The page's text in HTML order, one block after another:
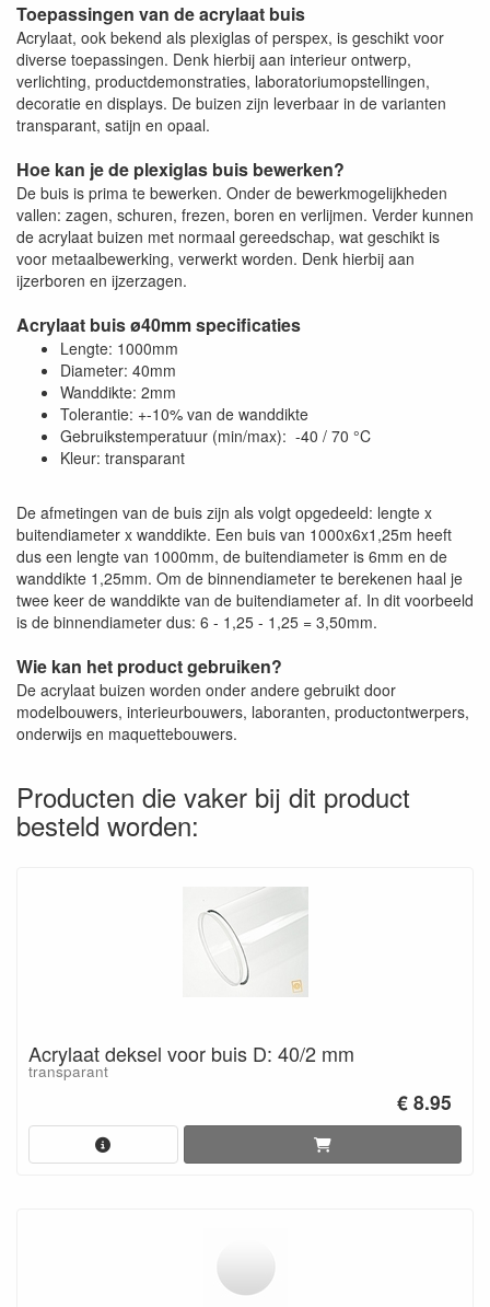
Toepassingen van de acrylaat buis
Acrylaat, ook bekend als plexiglas of perspex, is geschikt voor
diverse toepassingen. Denk hierbij aan interieur ontwerp,
verlichting, productdemonstraties, laboratoriumopstellingen,
decoratie en displays. De buizen zijn leverbaar in de varianten
transparant, satijn en opaal.
Hoe kan je de plexiglas buis bewerken?
De buis is prima te bewerken. Onder de bewerkmogelijkheden
vallen: zagen, schuren, frezen, boren en verlijmen. Verder kunnen
de acrylaat buizen met normaal gereedschap, wat geschikt is
voor metaalbewerking, verwerkt worden. Denk hierbij aan
ijzerboren en ijzerzagen.
Acrylaat buis ø40mm specificaties
Lengte: 1000mm
Diameter: 40mm
Wanddikte: 2mm
Tolerantie: +-10% van de wanddikte
Gebruikstemperatuur (min/max): -40 / 70 °C
Kleur: transparant
De afmetingen van de buis zijn als volgt opgedeeld: lengte x
buitendiameter x wanddikte. Een buis van 1000x6x1,25m heeft
dus een lengte van 1000mm, de buitendiameter is 6mm en de
wanddikte 1,25mm. Om de binnendiameter te berekenen haal je
twee keer de wanddikte van de buitendiameter af. In dit voorbeeld
is de binnendiameter dus: 6 - 1,25 - 1,25 = 3,50mm.
Wie kan het product gebruiken?
De acrylaat buizen worden onder andere gebruikt door
modelbouwers, interieurbouwers, laboranten, productontwerpers,
onderwijs en maquettebouwers.
Producten die vaker bij dit product
besteld worden:
Acrylaat deksel voor buis D: 40/2 mm
transparant
€ 8.95